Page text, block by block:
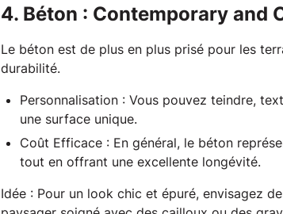
4. Béton : Contemporary and
Le béton est de plus en plus prisé pour les
durabilité.
Personnalisation : Vous pouvez teindre,
une surface unique.
Coût Efficace : En général, le béton
tout en offrant une excellente longévité.
Idée : Pour un look chic et épuré, envisagez